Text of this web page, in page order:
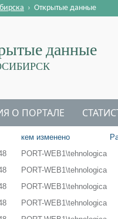
данные
› Открытые данные
О ПОРТАЛЕ
кем изменено
PORT-WEB1\tehnologica
PORT-WEB1\tehnologica
PORT-WEB1\tehnologica
PORT-WEB1\tehnologica